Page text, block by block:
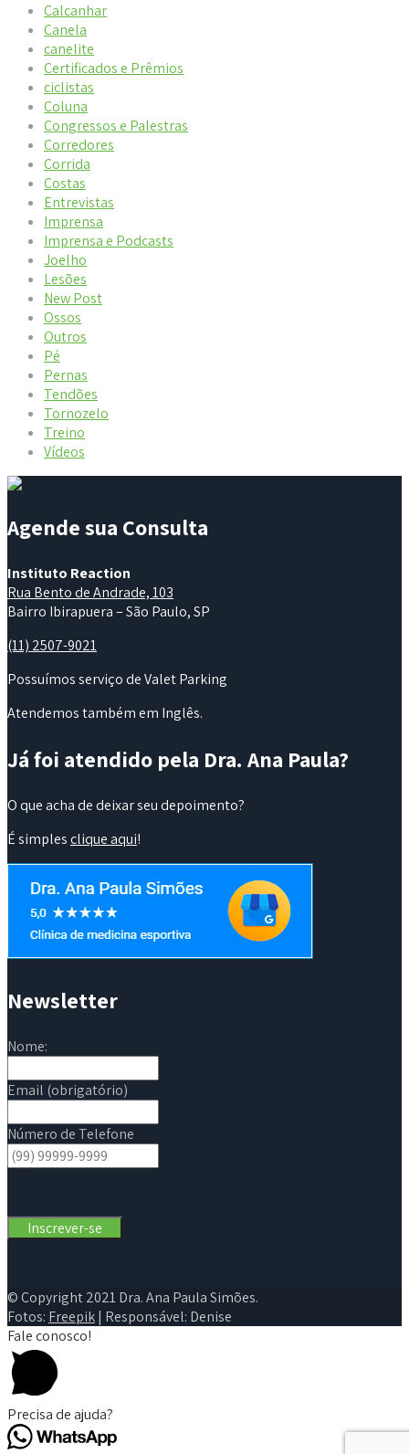
Calcanhar
Canela
canelite
Certificados e Prêmios
ciclistas
Coluna
Congressos e Palestras
Corredores
Corrida
Costas
Entrevistas
Imprensa
Imprensa e Podcasts
Joelho
Lesões
New Post
Ossos
Outros
Pé
Pernas
Tendões
Tornozelo
Treino
Vídeos
Agende sua Consulta
Instituto Reaction
Rua Bento de Andrade, 103
Bairro Ibirapuera – São Paulo, SP
(11) 2507-9021
Possuímos serviço de Valet Parking
Atendemos também em Inglês.
Já foi atendido pela Dra. Ana Paula?
O que acha de deixar seu depoimento?
É simplesclique aqui!
Newsletter
Nome:
Email (obrigatório)
Número de Telefone
© Copyright 2021 Dra. Ana Paula Simões.
Fotos: Freepik| Responsável: Denise
Fale conosco!
Precisa de ajuda?